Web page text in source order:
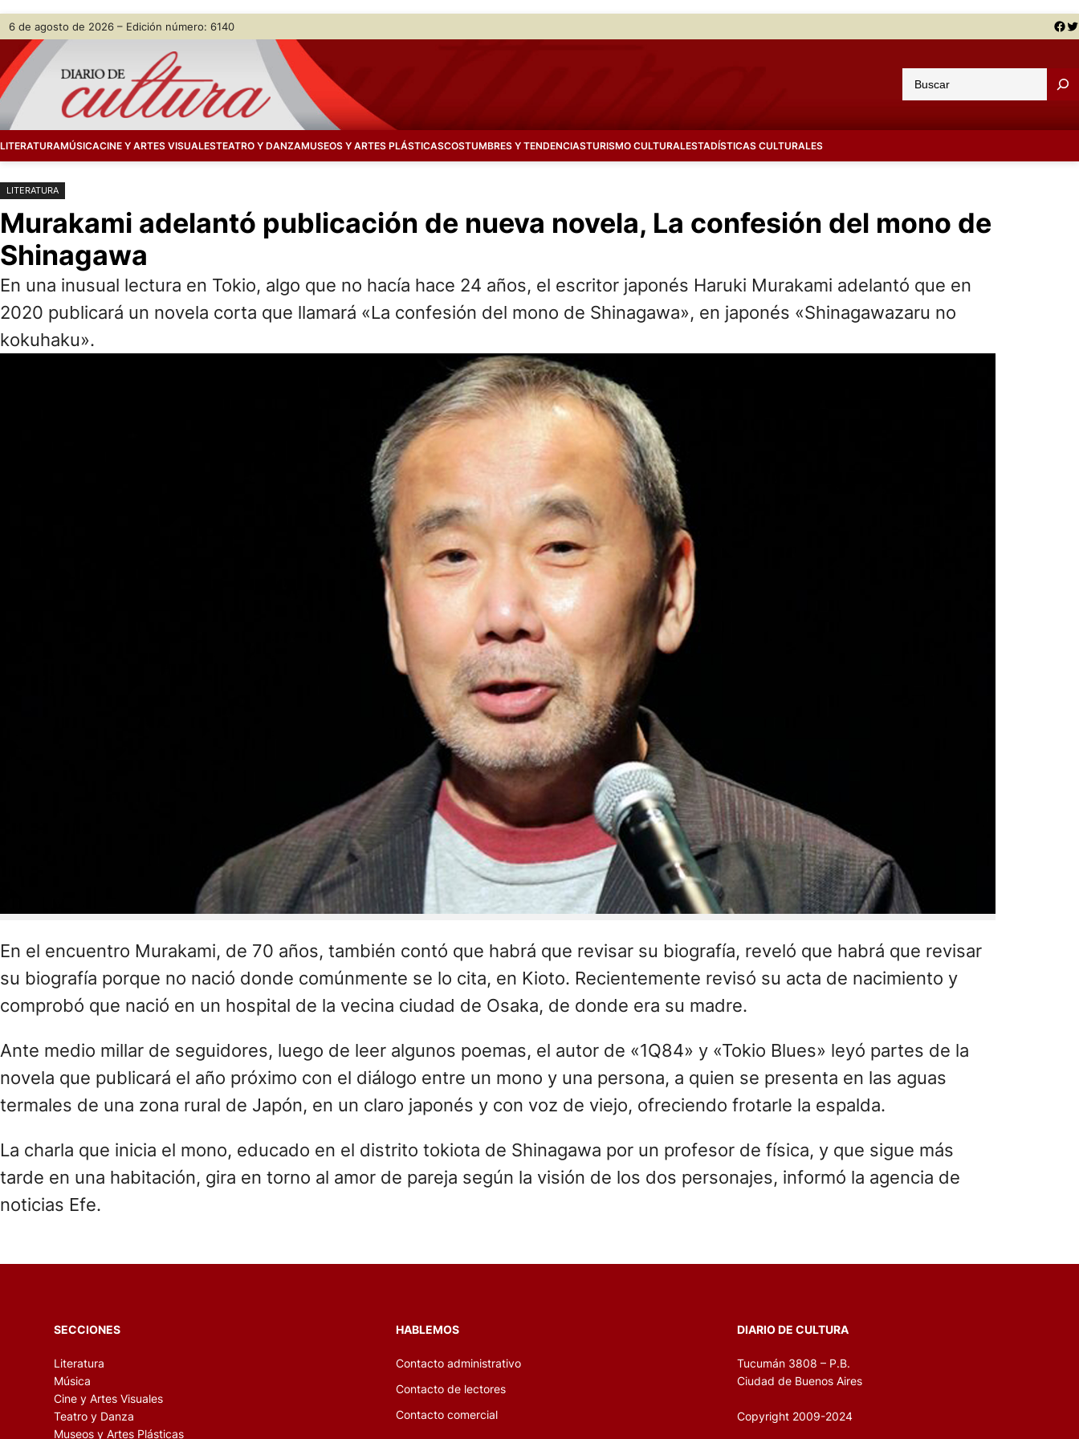
Saltar
contenido
Skip
content
6 de agosto de 2026 – Edición número: 6140 Facebook Twitter
u
a
LITERATURAMÚSICACINE Y ARTES VISUALESTEATRO Y DANZAMUSEOS Y ARTES PLÁSTICASCOSTUMBRES Y TENDENCIASTURISMO CULTURALESTADÍSTICAS CULTURALES
LITERATURA
Murakami adelantó publicación de nueva novela, La confesión del mono de
Shinagawa
En una inusual lectura en Tokio, algo que no hacía hace 24 años, el escritor japonés Haruki Murakami adelantó que en
2020 publicará un novela corta que llamará «La confesión del mono de Shinagawa», en japonés «Shinagawazaru no
kokuhaku».
En el encuentro Murakami, de 70 años, también contó que habrá que revisar su biografía, reveló que habrá que revisar
su biografía porque no nació donde comúnmente se lo cita, en Kioto. Recientemente revisó su acta de nacimiento y
comprobó que nació en un hospital de la vecina ciudad de Osaka, de donde era su madre.
Ante medio millar de seguidores, luego de leer algunos poemas, el autor de «1Q84» y «Tokio Blues» leyó partes de la
novela que publicará el año próximo con el diálogo entre un mono y una persona, a quien se presenta en las aguas
termales de una zona rural de Japón, en un claro japonés y con voz de viejo, ofreciendo frotarle la espalda.
La charla que inicia el mono, educado en el distrito tokiota de Shinagawa por un profesor de física, y que sigue más
tarde en una habitación, gira en torno al amor de pareja según la visión de los dos personajes, informó la agencia de
noticias Efe.
SECCIONES
Literatura
Música
Cine y Artes Visuales
Teatro y Danza
Museos y Artes Plásticas
HABLEMOS
Contacto administrativo
Contacto de lectores
Contacto comercial
DIARIO DE CULTURA
Tucumán 3808 – P.B.
Ciudad de Buenos Aires
Copyright 2009-2024